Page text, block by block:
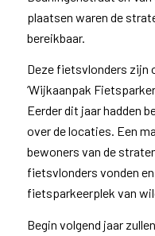
plaatsen waren de
bereikbaar.
Deze fietsvlonders zijn
‘Wijkaanpak
Eerder dit jaar hadden
over de locaties. Een
bewoners van de
fietsvlonders vonden
fietsparkeerplek van
Begin volgend jaar